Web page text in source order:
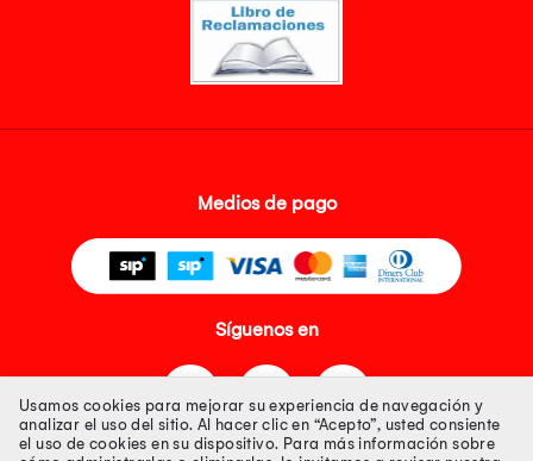
Medios de pago
Síguenos en
Usamos cookies para mejorar su experiencia de navegación y
analizar el uso del sitio. Al hacer clic en “Acepto”, usted consiente
el uso de cookies en su dispositivo. Para más información sobre